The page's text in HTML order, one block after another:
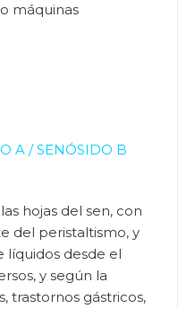
máquinas
A / SENÓSIDO B
hojas del sen, con
del peristaltismo, y
líquidos desde el
y según la
trastornos gástricos,